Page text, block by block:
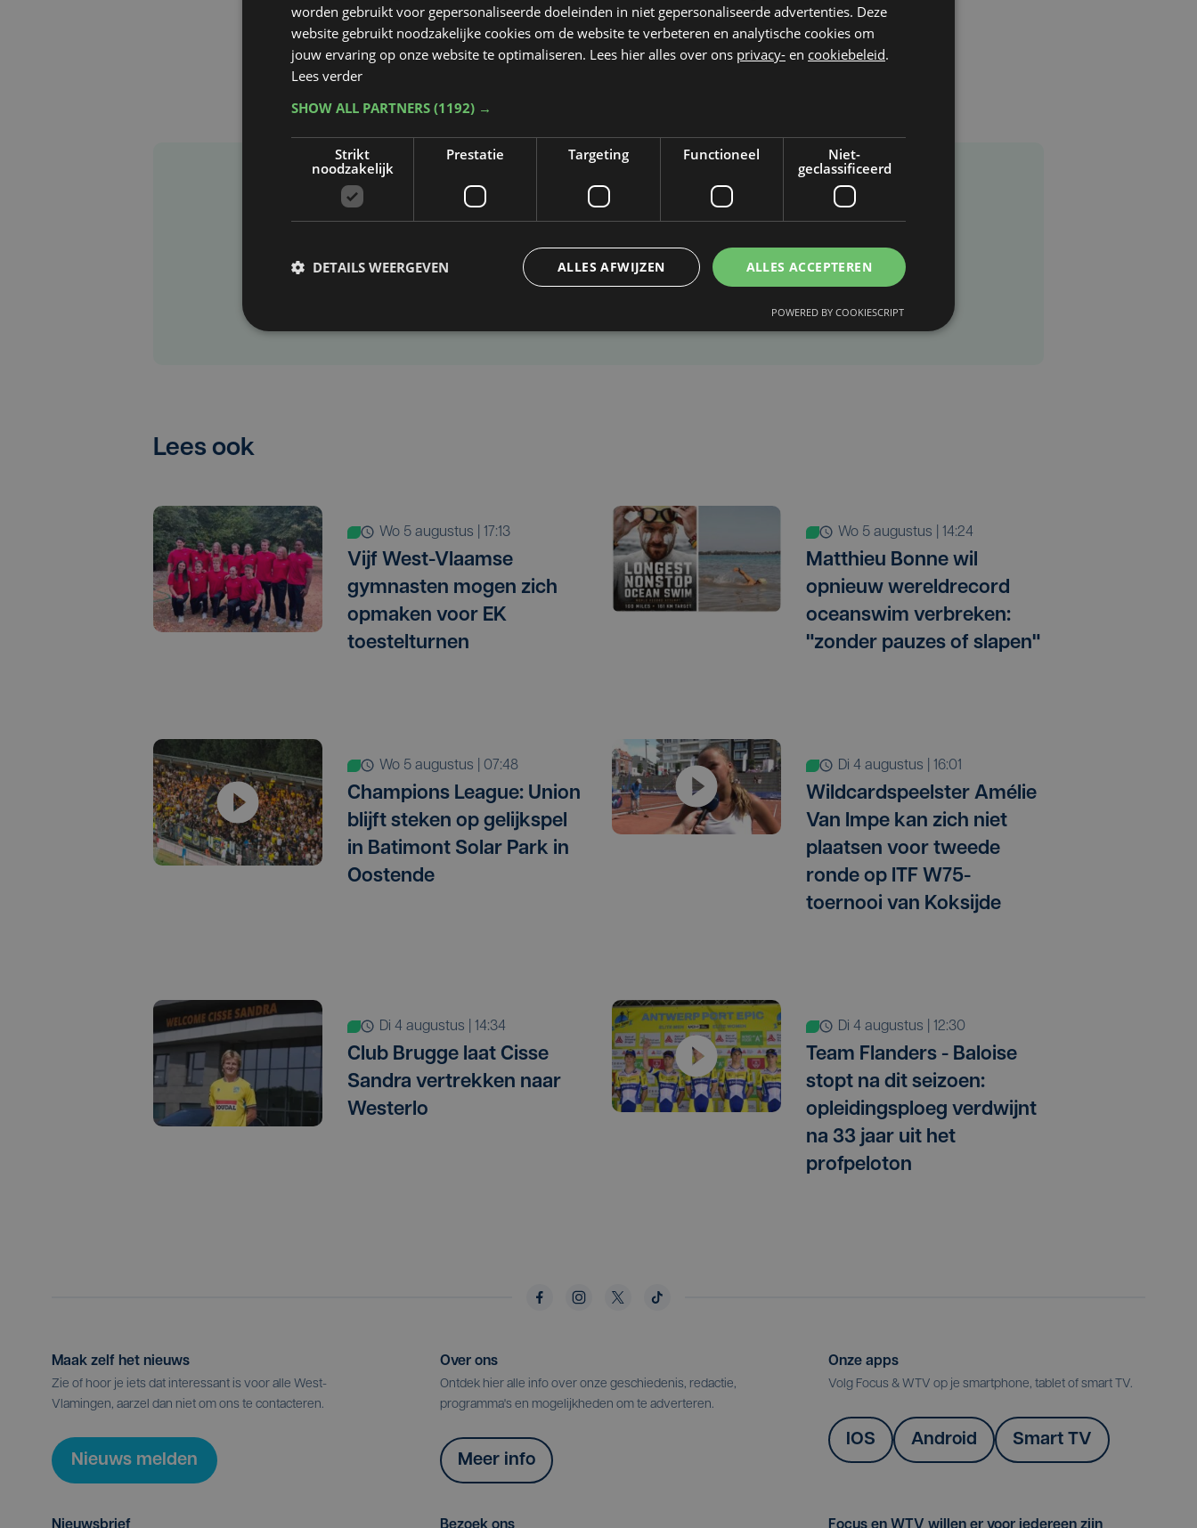
Taalfout opgemerkt?
Laat het ons weten
Lees ook
wo 5 augustus | 17:13
Vijf West-Vlaamse
gymnasten mogen zich
opmaken voor EK
toestelturnen
wo 5 augustus | 14:24
Matthieu Bonne wil
opnieuw wereldrecord
oceanswim verbreken:
"zonder pauzes of slapen"
wo 5 augustus | 07:48
Champions League: Union
blijft steken op gelijkspel
in Batimont Solar Park in
Oostende
di 4 augustus | 16:01
Wildcardspeelster Amélie
Van Impe kan zich niet
plaatsen voor tweede
ronde op ITF W75-
toernooi van Koksijde
di 4 augustus | 14:34
Club Brugge laat Cisse
Sandra vertrekken naar
Westerlo
di 4 augustus | 12:30
Team Flanders - Baloise
stopt na dit seizoen:
opleidingsploeg verdwijnt
na 33 jaar uit het
profpeloton
Maak zelf het nieuws
Zie of hoor je iets dat interessant is voor alle West-
Vlamingen, aarzel dan niet om ons te contacteren.
Nieuws melden
Over ons
Ontdek hier alle info over onze geschiedenis, redactie,
programma's en mogelijkheden om te adverteren.
Meer info
Onze apps
Volg Focus & WTV op je smartphone, tablet of smart TV.
IOS Android Smart TV
Nieuwsbrief Bezoek ons Focus en WTV willen er voor iedereen zijn
worden gebruikt voor gepersonaliseerde doeleinden in niet gepersonaliseerde advertenties. Deze
website gebruikt noodzakelijke cookies om de website te verbeteren en analytische cookies om
jouw ervaring op onze website te optimaliseren. Lees hier alles over ons privacy- en cookiebeleid.
Lees verder
SHOW ALL PARTNERS (1192) →
Strikt
noodzakelijk
Prestatie Targeting Functioneel
Niet-
geclassificeerd
ALLES ACCEPTEREN
ALLES AFWIJZEN
DETAILS WEERGEVEN
POWERED BY COOKIESCRIPT